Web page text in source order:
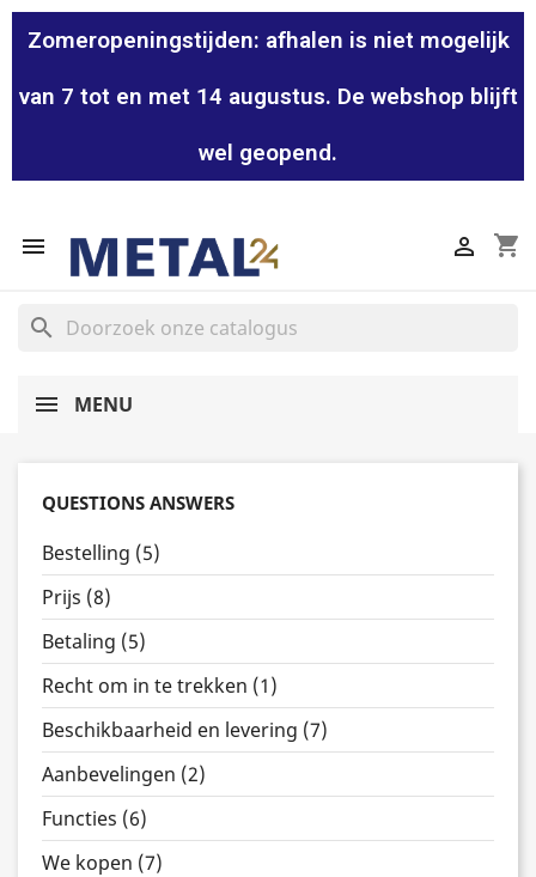
Zomeropeningstijden: afhalen is niet mogelijk
van 7 tot en met 14 augustus. De webshop blijft
wel geopend.
 shopping_cart

search
MENU
QUESTIONS ANSWERS
Bestelling (5)
Prijs (8)
Betaling (5)
Recht om in te trekken (1)
Beschikbaarheid en levering (7)
Aanbevelingen (2)
Functies (6)
We kopen (7)